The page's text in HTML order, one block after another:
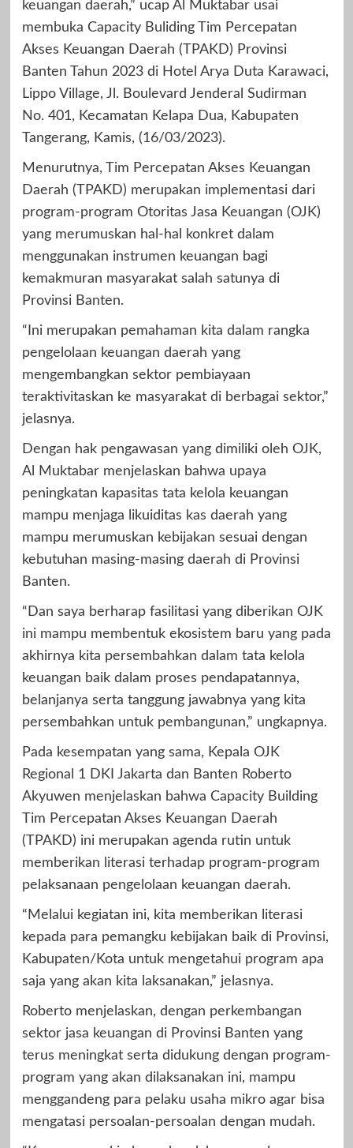
keuangan daerah,” ucap Al Muktabar usai
membuka Capacity Buliding Tim Percepatan
Akses Keuangan Daerah (TPAKD) Provinsi
Banten Tahun 2023 di Hotel Arya Duta Karawaci,
Lippo Village, Jl. Boulevard Jenderal Sudirman
No. 401, Kecamatan Kelapa Dua, Kabupaten
Tangerang, Kamis, (16/03/2023).
Menurutnya, Tim Percepatan Akses Keuangan
Daerah (TPAKD) merupakan implementasi dari
program-program Otoritas Jasa Keuangan (OJK)
yang merumuskan hal-hal konkret dalam
menggunakan instrumen keuangan bagi
kemakmuran masyarakat salah satunya di
Provinsi Banten.
“Ini merupakan pemahaman kita dalam rangka
pengelolaan keuangan daerah yang
mengembangkan sektor pembiayaan
teraktivitaskan ke masyarakat di berbagai sektor,”
jelasnya.
Dengan hak pengawasan yang dimiliki oleh OJK,
Al Muktabar menjelaskan bahwa upaya
peningkatan kapasitas tata kelola keuangan
mampu menjaga likuiditas kas daerah yang
mampu merumuskan kebijakan sesuai dengan
kebutuhan masing-masing daerah di Provinsi
Banten.
“Dan saya berharap fasilitasi yang diberikan OJK
ini mampu membentuk ekosistem baru yang pada
akhirnya kita persembahkan dalam tata kelola
keuangan baik dalam proses pendapatannya,
belanjanya serta tanggung jawabnya yang kita
persembahkan untuk pembangunan,” ungkapnya.
Pada kesempatan yang sama, Kepala OJK
Regional 1 DKI Jakarta dan Banten Roberto
Akyuwen menjelaskan bahwa Capacity Building
Tim Percepatan Akses Keuangan Daerah
(TPAKD) ini merupakan agenda rutin untuk
memberikan literasi terhadap program-program
pelaksanaan pengelolaan keuangan daerah.
“Melalui kegiatan ini, kita memberikan literasi
kepada para pemangku kebijakan baik di Provinsi,
Kabupaten/Kota untuk mengetahui program apa
saja yang akan kita laksanakan,” jelasnya.
Roberto menjelaskan, dengan perkembangan
sektor jasa keuangan di Provinsi Banten yang
terus meningkat serta didukung dengan program-
program yang akan dilaksanakan ini, mampu
menggandeng para pelaku usaha mikro agar bisa
mengatasi persoalan-persoalan dengan mudah.